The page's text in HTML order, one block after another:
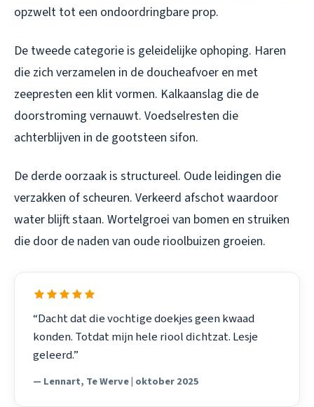
opzwelt tot een ondoordringbare prop.
De tweede categorie is geleidelijke ophoping. Haren
die zich verzamelen in de doucheafvoer en met
zeepresten een klit vormen. Kalkaanslag die de
doorstroming vernauwt. Voedselresten die
achterblijven in de gootsteen sifon.
De derde oorzaak is structureel. Oude leidingen die
verzakken of scheuren. Verkeerd afschot waardoor
water blijft staan. Wortelgroei van bomen en struiken
die door de naden van oude rioolbuizen groeien.
“Dacht dat die vochtige doekjes geen kwaad
konden. Totdat mijn hele riool dichtzat. Lesje
geleerd.”
— Lennart, Te Werve | oktober 2025